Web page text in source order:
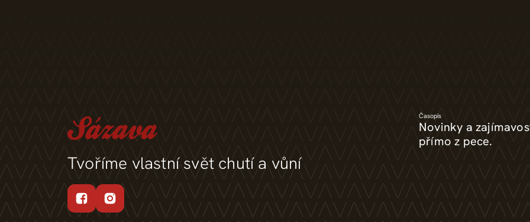
Tvoříme vlastní svět chutí a vůní
Časopis
Novinky a
přímo z pece.